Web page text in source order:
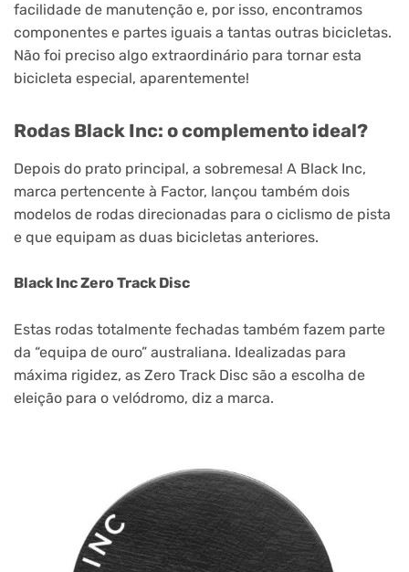
facilidade de manutenção e, por isso, encontramos
componentes e partes iguais a tantas outras bicicletas.
Não foi preciso algo extraordinário para tornar esta
bicicleta especial, aparentemente!
Rodas Black Inc: o complemento ideal?
Depois do prato principal, a sobremesa! A Black Inc,
marca pertencente à Factor, lançou também dois
modelos de rodas direcionadas para o ciclismo de pista
e que equipam as duas bicicletas anteriores.
Black Inc Zero Track Disc
Estas rodas totalmente fechadas também fazem parte
da “equipa de ouro” australiana. Idealizadas para
máxima rigidez, as Zero Track Disc são a escolha de
eleição para o velódromo, diz a marca.